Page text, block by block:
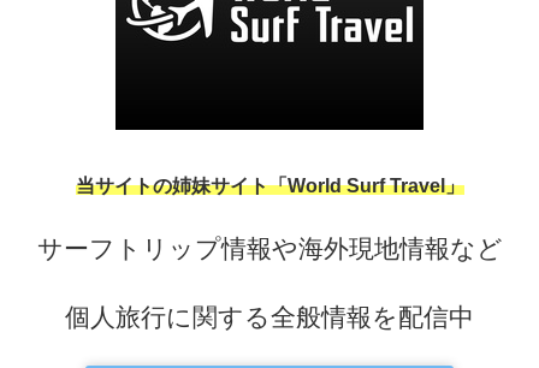
当サイトの姉妹サイト「World Surf Travel」
サーフトリップ情報や海外現地情報など
個人旅行に関する全般情報を配信中